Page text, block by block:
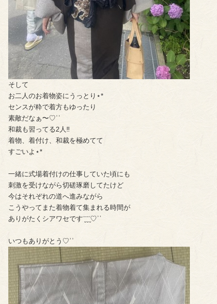
そして
お二人のお着物姿にうっとり⋆*
センスが粋で着方もゆったり
素敵だなぁ〜♡︎ʾʾ
和裁も習ってる2人‼︎
着物、着付け、和裁を極めてて
すごいよ⋆*
一緒に式場着付けの仕事していた頃にも
刺激を受けながら切磋琢磨してたけど
今はそれぞれの道へ進みながら
こうやってまた着物着て集まれる時間が
ありがたくシアワセです¨̮¨̮¨̮♡︎ʾʾ
いつもありがとう♡︎ʾʾ